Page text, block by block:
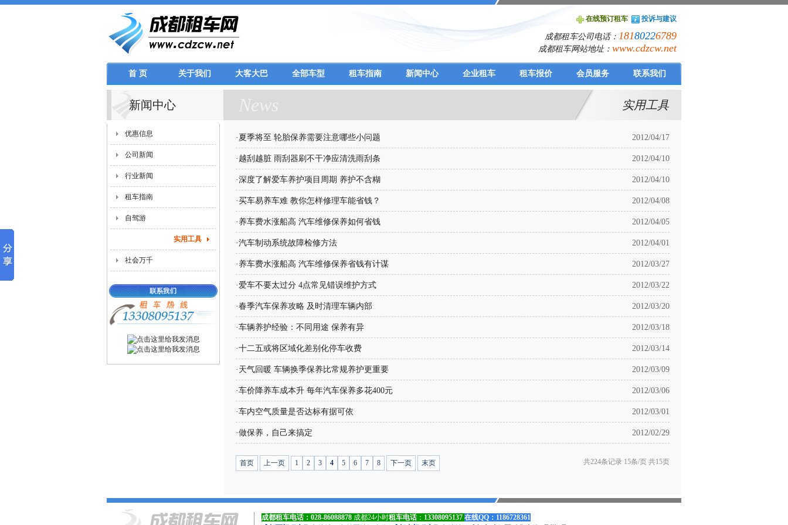
在线预订租车 投诉与建议
成都租车公司电话： 18180226789
成都租车网站地址： www.cdzcw.net
首 页 关于我们 大客大巴 全部车型 租车指南 新闻中心 企业租车 租车报价 会员服务 联系我们
新闻中心
优惠信息
公司新闻
行业新闻
租车指南
自驾游
实用工具
社会万千
实用工具
· 夏季将至 轮胎保养需要注意哪些小问题 2012/04/17
· 越刮越脏 雨刮器刷不干净应清洗雨刮条 2012/04/10
·深度了解爱车养护项目周期 养护不含糊 2012/04/10
·买车易养车难 教你怎样修理车能省钱？ 2012/04/08
· 养车费水涨船高 汽车维修保养如何省钱 2012/04/05
·汽车制动系统故障检修方法 2012/04/01
· 养车费水涨船高 汽车维修保养省钱有计谋 2012/03/27
·爱车不要太过分 4点常见错误维护方式 2012/03/22
·春季汽车保养攻略 及时清理车辆内部 2012/03/20
·车辆养护经验：不同用途 保养有异 2012/03/18
·十二五或将区域化差别化停车收费 2012/03/14
· 天气回暖 车辆换季保养比常规养护更重要 2012/03/09
·车价降养车成本升 每年汽车保养多花400元 2012/03/06
·车内空气质量是否达标有据可依 2012/03/01
·做保养，自己来搞定 2012/02/29
首页 上一页 1 2 3 4 5 6 7 8 下一页 末页 共224条记录 15条/页 共15页
成都租车电话： 028-86088878 成都24小时租车电话： 13308095137 在线QQ：1186728361